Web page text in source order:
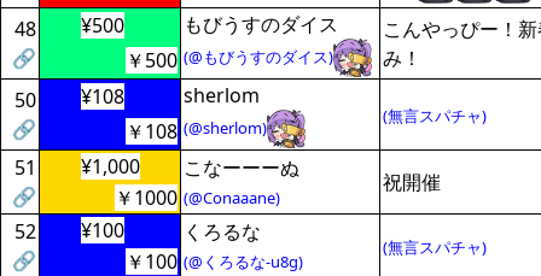
48
🔗
¥500 もびうすのダイス
(@もびうすのダイス)
こんやっぴー！
み！
￥500
50
🔗
¥108 sherlom
(@sherlom)
(無言スパチャ)
￥108
51
🔗
¥1,000 こなーーーぬ
(@Conaaane)
祝開催
￥1000
52
🔗
¥100 くろるな
(@くろるな-u8g)
(無言スパチャ)
￥100